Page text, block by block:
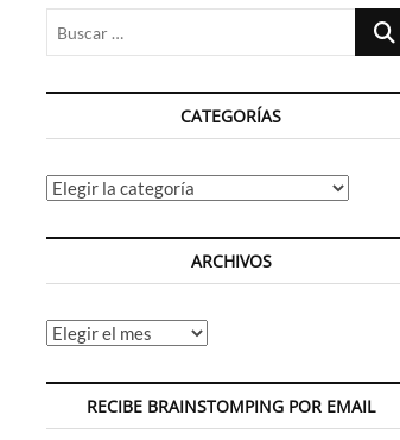
Buscar
CATEGORÍAS
Categorías
ARCHIVOS
Archivos
RECIBE BRAINSTOMPING POR EMAIL